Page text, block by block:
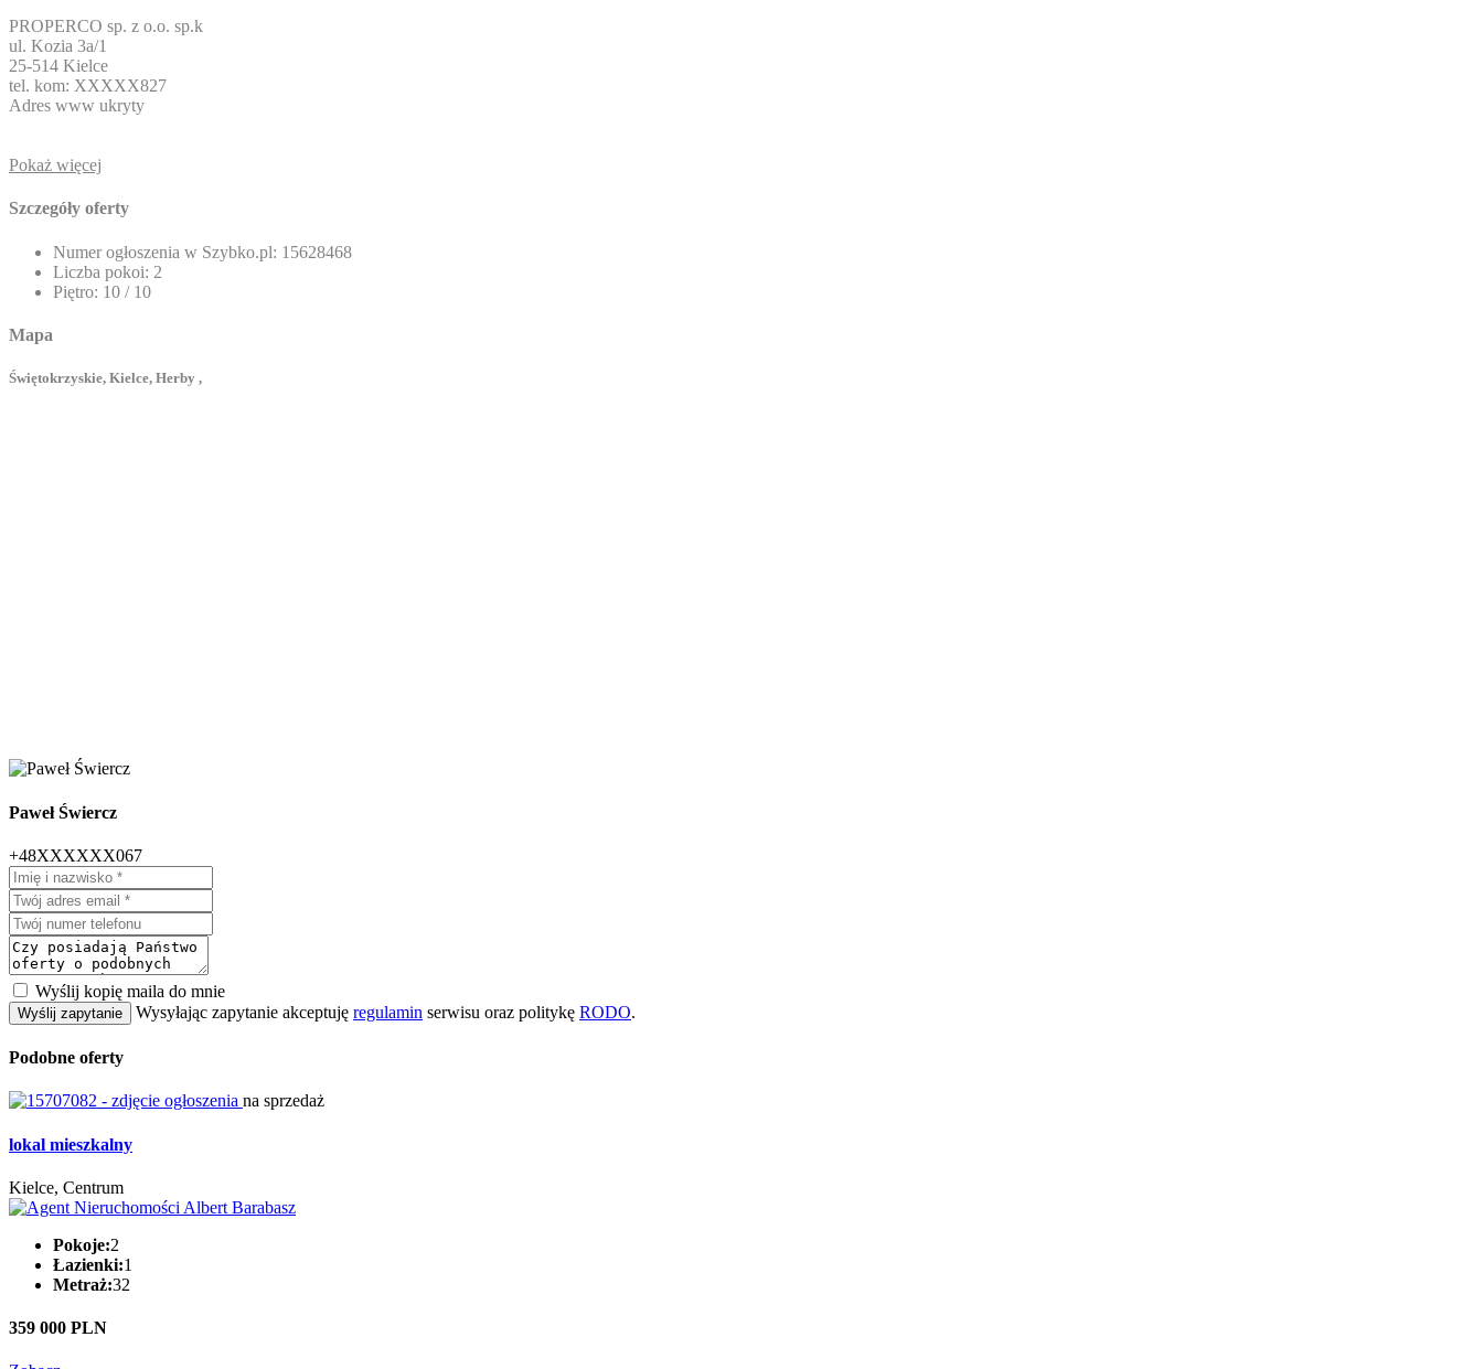
PROPERCO sp. z o.o. sp.k
ul. Kozia 3a/1
25-514 Kielce
tel. kom: XXXXX827
Adres www ukryty
Pokaż więcej
Szczegóły oferty
Numer ogłoszenia w Szybko.pl: 15628468
Liczba pokoi: 2
Piętro: 10 / 10
Mapa
Świętokrzyskie, Kielce, Herby ,
Paweł Świercz
+48XXXXXX067
Wyślij kopię maila do mnie
Wyślij zapytanie Wysyłając zapytanie akceptuję regulamin serwisu oraz politykę RODO.
Podobne oferty
na sprzedaż
lokal mieszkalny
Kielce, Centrum
Pokoje:2
Łazienki:1
Metraż:32
359 000 PLN